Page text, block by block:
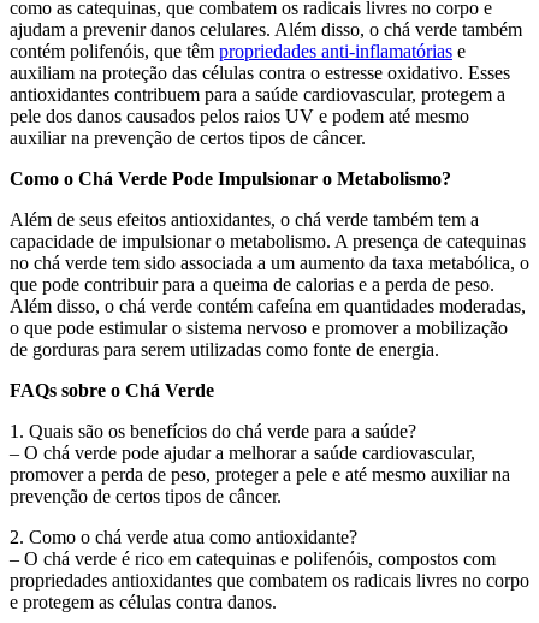
como as catequinas, que combatem os radicais livres no corpo e
ajudam a prevenir danos celulares. Além disso, o chá verde também
contém polifenóis, que têm propriedades anti-inflamatórias e
auxiliam na proteção das células contra o estresse oxidativo. Esses
antioxidantes contribuem para a saúde cardiovascular, protegem a
pele dos danos causados pelos raios UV e podem até mesmo
auxiliar na prevenção de certos tipos de câncer.
Como o Chá Verde Pode Impulsionar o Metabolismo?
Além de seus efeitos antioxidantes, o chá verde também tem a
capacidade de impulsionar o metabolismo. A presença de catequinas
no chá verde tem sido associada a um aumento da taxa metabólica, o
que pode contribuir para a queima de calorias e a perda de peso.
Além disso, o chá verde contém cafeína em quantidades moderadas,
o que pode estimular o sistema nervoso e promover a mobilização
de gorduras para serem utilizadas como fonte de energia.
FAQs sobre o Chá Verde
1. Quais são os benefícios do chá verde para a saúde?
– O chá verde pode ajudar a melhorar a saúde cardiovascular,
promover a perda de peso, proteger a pele e até mesmo auxiliar na
prevenção de certos tipos de câncer.
2. Como o chá verde atua como antioxidante?
– O chá verde é rico em catequinas e polifenóis, compostos com
propriedades antioxidantes que combatem os radicais livres no corpo
e protegem as células contra danos.